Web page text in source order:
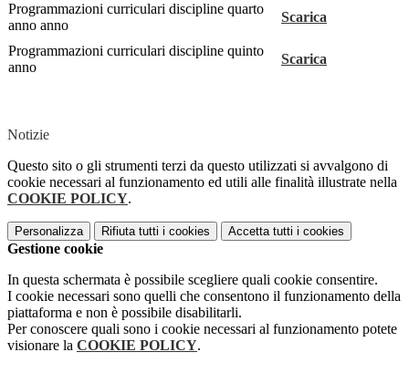
Programmazioni curriculari discipline quarto
anno anno
Scarica
Programmazioni curriculari discipline quinto
anno
Scarica
Notizie
Questo sito o gli strumenti terzi da questo utilizzati si avvalgono di
cookie necessari al funzionamento ed utili alle finalità illustrate nella
COOKIE POLICY.
Personalizza Rifiuta tutti i cookies Accetta tutti i cookies
Gestione cookie
In questa schermata è possibile scegliere quali cookie consentire.
I cookie necessari sono quelli che consentono il funzionamento della
piattaforma e non è possibile disabilitarli.
Per conoscere quali sono i cookie necessari al funzionamento potete
visionare la COOKIE POLICY.